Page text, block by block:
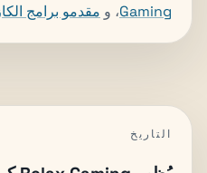
Gaming، و مقدمو برامج
التاريخ